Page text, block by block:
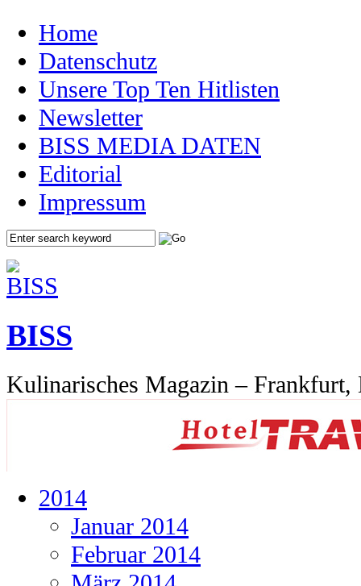
Home
Datenschutz
Unsere Top Ten Hitlisten
Newsletter
BISS MEDIA DATEN
Editorial
Impressum
BISS
Kulinarisches Magazin – Frankfurt,
2014
Januar 2014
Februar 2014